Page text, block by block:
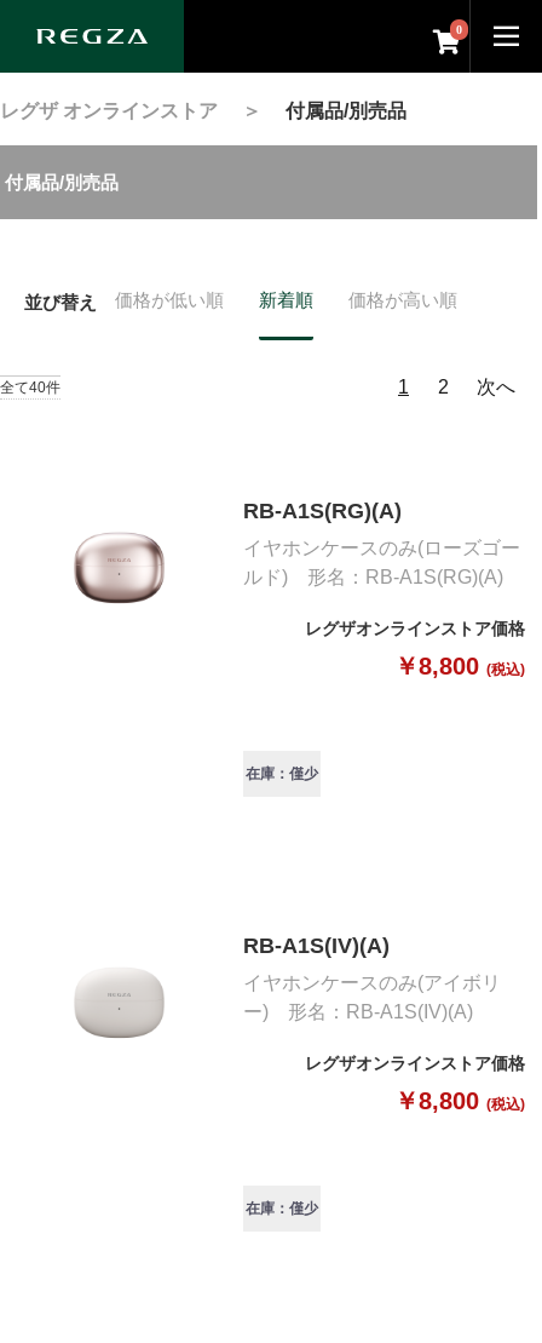
0
レグザ オンラインストア ＞ 付属品/別売品
付属品/別売品
並び替え 価格が低い順 新着順 価格が高い順
全て40件 1 2 次へ
RB-A1S(RG)(A)
イヤホンケースのみ(ローズゴー
ルド) 形名：RB-A1S(RG)(A)
レグザオンラインストア価格
￥8,800 (税込)
在庫：僅少
RB-A1S(IV)(A)
イヤホンケースのみ(アイボリ
ー) 形名：RB-A1S(IV)(A)
レグザオンラインストア価格
￥8,800 (税込)
在庫：僅少